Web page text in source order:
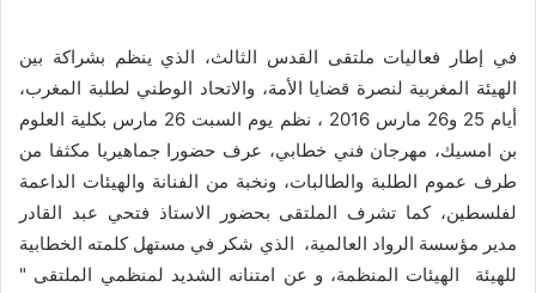
في إطار فعاليات ملتقى القدس الثالث، الذي ينظم بشراكة بين
الهيئة المغربية لنصرة قضايا الأمة، والاتحاد الوطني لطلبة المغرب،
أيام 25 و26 مارس 2016 ، نظم يوم السبت 26 مارس بكلية العلوم
بن امسيك، مهرجان فني خطابي، عرف حضورا جماهيريا مكثفا من
طرف عموم الطلبة والطالبات، ونخبة من الفنانة والهيئات الداعمة
لفلسطين، كما تشرف الملتقى بحضور الاستاذ فتحي عبد القادر
مدير مؤسسة الرواد العالمية، الذي شكر في مستهل كلمته الخطابية
للهيئة الهيئات المنظمة، و عن امتنانه الشديد لمنظمي الملتقى "